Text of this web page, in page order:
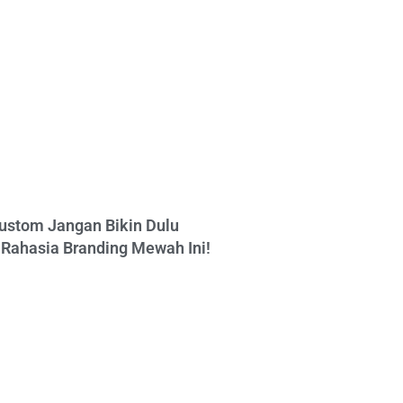
Jangan Bikin Dulu
Branding Mewah Ini!